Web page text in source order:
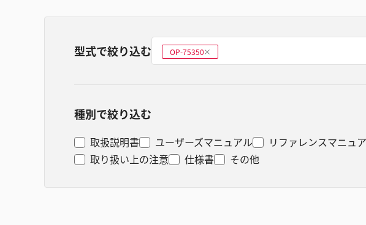
型式で絞り込む 型式を選ぶ
OP-75350削
除
種別で絞り込む
取扱説明書 ユーザーズマニュアル リファレンスマニュ
取り扱い上の注意
仕様書 その他